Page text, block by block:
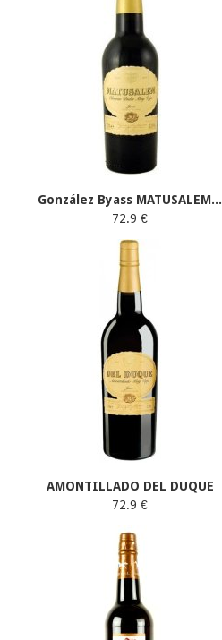
González Byass MATUSALEM...
72.9 €
AMONTILLADO DEL DUQUE
72.9 €